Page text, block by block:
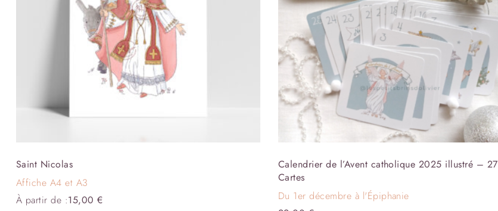
Saint Nicolas
Affiche A4 et A3
À partir de :15,00€
Calendrier de l’Avent catholique 2025 illustré – 27
Cartes
Du 1er décembre à l'Épiphanie